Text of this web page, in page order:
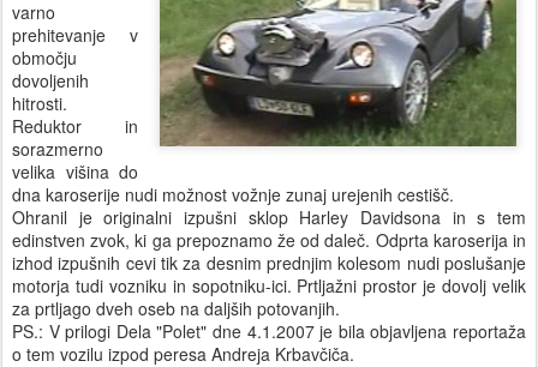
varno
prehitevanje v
območju
dovoljenih
hitrosti.
Reduktor in
sorazmerno
velika višina do
dna karoserije nudi možnost vožnje zunaj urejenih cestišč.
Ohranil je originalni izpušni sklop Harley Davidsona in s tem
edinstven zvok, ki ga prepoznamo že od daleč. Odprta karoserija in
izhod izpušnih cevi tik za desnim prednjim kolesom nudi poslušanje
motorja tudi vozniku in sopotniku-ici. Prtljažni prostor je dovolj velik
za prtljago dveh oseb na daljših potovanjih.
PS.: V prilogi Dela "Polet" dne 4.1.2007 je bila objavljena reportaža
o tem vozilu izpod peresa Andreja Krbavčiča.